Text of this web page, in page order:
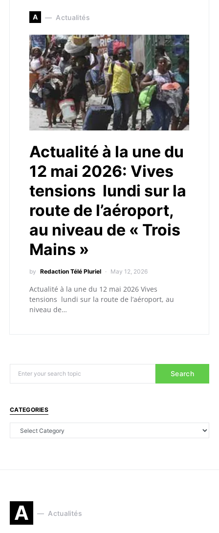
A Actualités
Actualité à la une du
12 mai 2026: Vives
tensions lundi sur la
route de l’aéroport,
au niveau de « Trois
Mains »
by Redaction Télé Pluriel May 12, 2026
Actualité à la une du 12 mai 2026 Vives
tensions lundi sur la route de l’aéroport, au
niveau de…
Search
CATEGORIES
A Actualités